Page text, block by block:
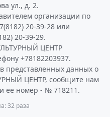
ул., д. 2.
организации по
20-39-28 или
20-39-29.
ЦЕНТР
+78182203937.
представленных данных о
ЦЕНТР, сообщите нам
ее номер - № 718211.
32 раза